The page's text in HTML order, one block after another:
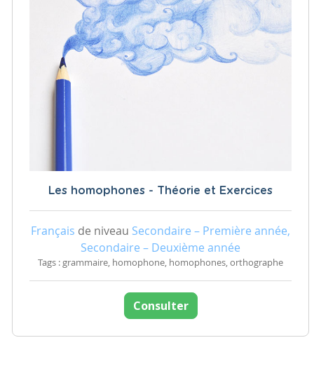
Les homophones - Théorie et Exercices
Français de niveau Secondaire – Première année,
Secondaire – Deuxième année
Tags : grammaire, homophone, homophones, orthographe
Consulter